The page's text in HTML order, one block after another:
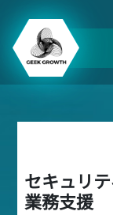
セキュリ
業務支援